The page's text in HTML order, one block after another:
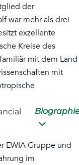
der
war mehr als drei
exzellente
Kreise des
mit dem Land
mit
EWIA Gruppe und
im